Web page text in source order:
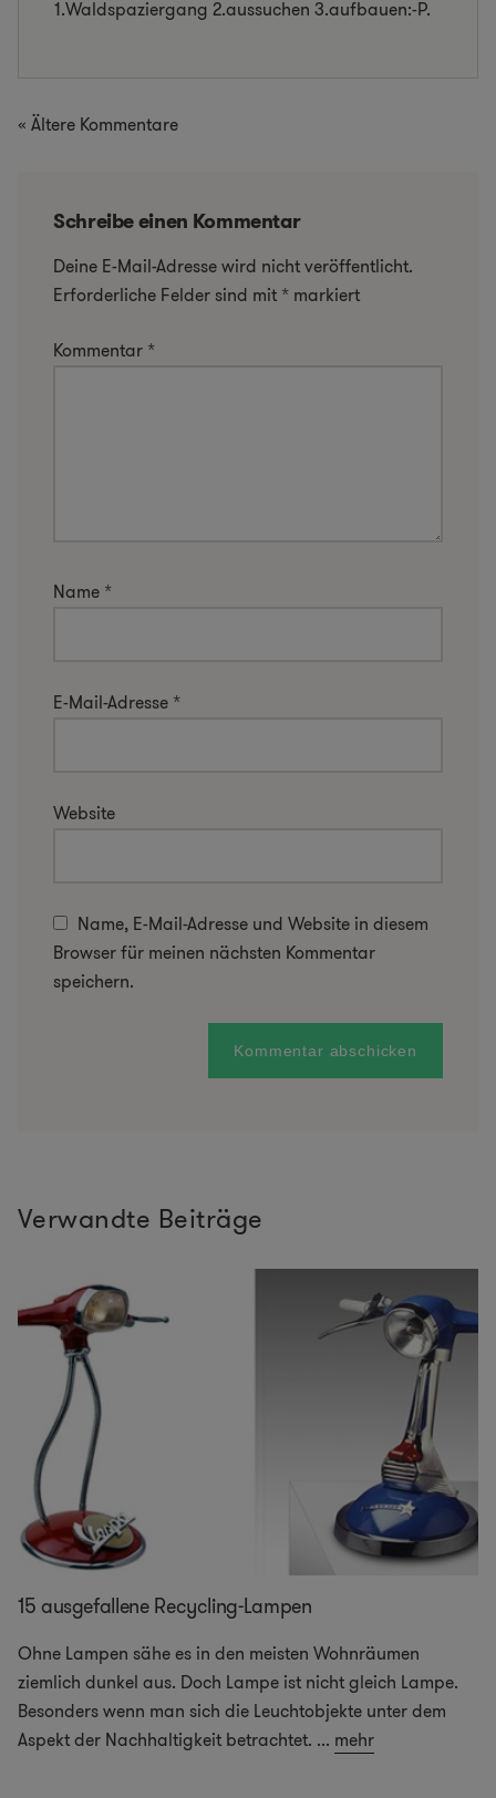
1.Waldspaziergang 2.aussuchen 3.aufbauen:-P.
« Ältere Kommentare
Schreibe einen Kommentar
Deine E-Mail-Adresse wird nicht veröffentlicht.
Erforderliche Felder sind mit * markiert
Kommentar *
Name *
E-Mail-Adresse *
Website
Name, E-Mail-Adresse und Website in diesem
Browser für meinen nächsten Kommentar
speichern.
Verwandte Beiträge
15 ausgefallene Recycling-Lampen
Ohne Lampen sähe es in den meisten Wohnräumen
ziemlich dunkel aus. Doch Lampe ist nicht gleich Lampe.
Besonders wenn man sich die Leuchtobjekte unter dem
Aspekt der Nachhaltigkeit betrachtet. ... mehr